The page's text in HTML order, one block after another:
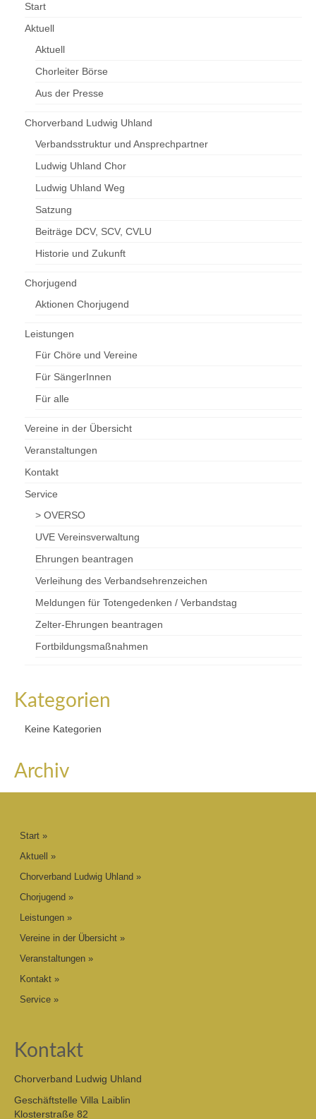
Start
Aktuell
Aktuell
Chorleiter Börse
Aus der Presse
Chorverband Ludwig Uhland
Verbandsstruktur und Ansprechpartner
Ludwig Uhland Chor
Ludwig Uhland Weg
Satzung
Beiträge DCV, SCV, CVLU
Historie und Zukunft
Chorjugend
Aktionen Chorjugend
Leistungen
Für Chöre und Vereine
Für SängerInnen
Für alle
Vereine in der Übersicht
Veranstaltungen
Kontakt
Service
> OVERSO
UVE Vereinsverwaltung
Ehrungen beantragen
Verleihung des Verbandsehrenzeichen
Meldungen für Totengedenken / Verbandstag
Zelter-Ehrungen beantragen
Fortbildungsmaßnahmen
Kategorien
Keine Kategorien
Archiv
Start
Aktuell
Chorverband Ludwig Uhland
Chorjugend
Leistungen
Vereine in der Übersicht
Veranstaltungen
Kontakt
Service
Kontakt
Chorverband Ludwig Uhland
Geschäftstelle Villa Laiblin
Klosterstraße 82